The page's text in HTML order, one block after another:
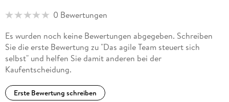
0 Bewertungen
Es wurden noch keine Bewertungen abgegeben. Schreiben
Sie die erste Bewertung zu "Das agile Team steuert sich
selbst" und helfen Sie damit anderen bei der
Kaufentscheidung.
Erste Bewertung schreiben